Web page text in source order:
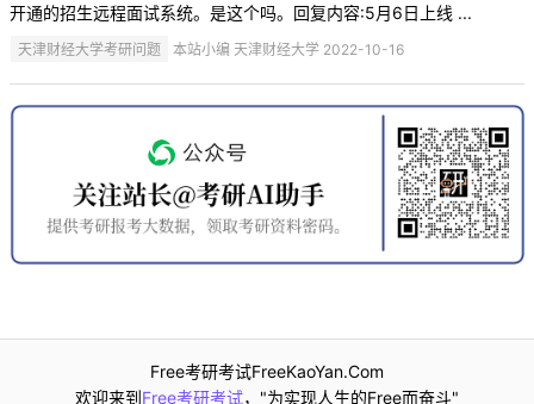
开通的招生远程面试系统。是这个吗。回复内容:5月6日上线 ...
天津财经大学考研问题 本站小编 天津财经大学 2022-10-16
Free考研考试FreeKaoYan.Com
欢迎来到Free考研考试，"为实现人生的Free而奋斗"